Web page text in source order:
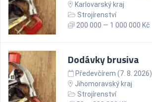
Karlovarský kraj
Strojírenství
200 000 — 1 000 000 Kč
Dodávky brusiva
Předevčírem (7. 8. 2026)
Jihomoravský kraj
Strojírenství